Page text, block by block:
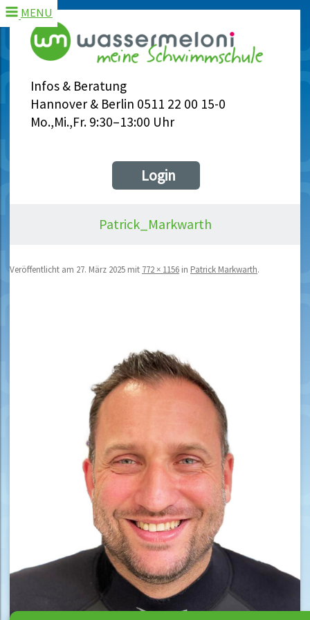
Infos & Beratung
Hannover & Berlin 0511 22 00 15-0
Mo.,Mi.,Fr. 9:30–13:00 Uhr
MENU
Login
Patrick_Markwarth
Veröffentlicht am 27. März 2025 mit 772 × 1156 in Patrick Markwarth.